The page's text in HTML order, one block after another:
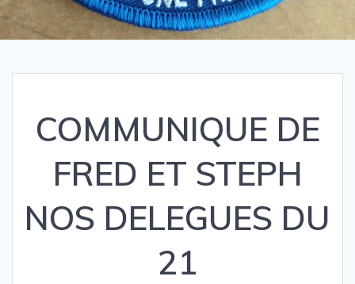
COMMUNIQUE DE
FRED ET STEPH
NOS DELEGUES DU
21